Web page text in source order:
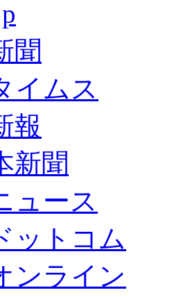
聞
イムス
報
新聞
ュース
ットコム
ンライン